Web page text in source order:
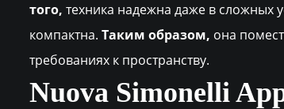
того, техника надежна даже в
компактна. Таким образом, она
требованиях к пространству.
Nuova Simonelli